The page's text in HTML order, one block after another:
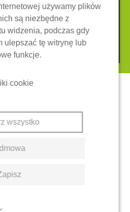
Ciasteczka
GmbH & Co. KG
używamy plików
są niezbędne z
widzenia, podczas gdy
ulepszać tę witrynę lub
funkcje.
cookie
wszystko